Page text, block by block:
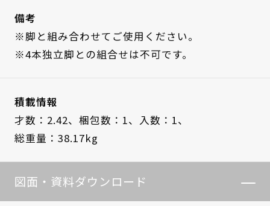
備考
※脚と組み合わせてご使用ください。
※4本独立脚との組合せは不可です。
積載情報
才数：2.42、 梱包数：1、 入数：1、
総重量：38.17kg
図面・資料ダウンロード